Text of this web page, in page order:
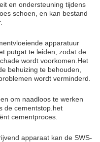
en ondersteuning tijdens
schoen, en kan bestand
apparatuur
putgat te leiden, zodat de
wordt voorkomen.Het
behuizing te behouden,
wordt verminderd.
om naadloos te werken
de cementstop.het
cementproces.
apparaat kan de SWS-